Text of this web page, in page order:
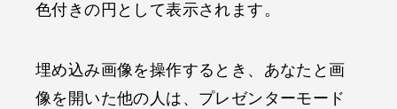
色付きの円として表示されます。
埋め込み画像を操作するとき、あなたと画
像を開いた他の人は、プレゼンターモード